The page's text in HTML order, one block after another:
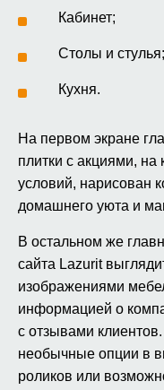
Кабинет;
Столы и стулья;
Кухня.
На первом экране
плитки с акциями,
условий, нарисован
домашнего уюта и
В остальном же
сайта Lazurit
изображениями
информацией о
с отзывами
необычные опции в
роликов или